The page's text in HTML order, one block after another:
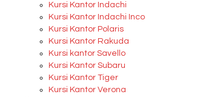
Kursi Kantor Indachi
Kursi Kantor Indachi Inco
Kursi Kantor Polaris
Kursi Kantor Rakuda
Kursi kantor Savello
Kursi Kantor Subaru
Kursi Kantor Tiger
Kursi Kantor Verona